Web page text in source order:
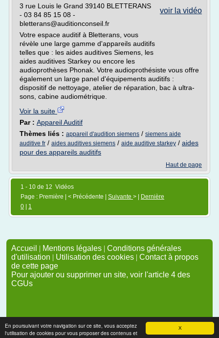
X
En poursuivant votre navigation sur ce site, vous acceptez
l'utilisation de cookies pour vous proposer des contenus et
voir la vidéo
3 rue Louis le Grand 39140 BLETTERANS
- 03 84 85 15 08 -
bletterans@auditionconseil.fr
Votre espace auditif à Bletterans, vous
révèle une large gamme d'appareils auditifs
telles que : les aides auditives Siemens, les
aides auditives Starkey ou encore les
audioprothèses Phonak. Votre audioprothésiste vous offre
également un large panel d'équipements auditifs :
dispositif de nettoyage, atelier de réparation, bac à ultra-
sons, cabine audiométrique.
Voir la suite
Par : Appareil Auditif
Thèmes liés : appareil d'audition siemens / siemens aide
auditive fr / aides auditives siemens / aide auditive starkey / aides
pour des appareils auditifs
Haut de page
1 - 10 de 12 Vidéos
Page : Première | < Précédente | Suivante > |
Dernière
0
1
Accueil | Mentions légales | Conditions générales
d'utilisation | Utilisation des cookies | Contact à propos
de cette page
Pour ajouter ou supprimer un site, voir l'article 4 des
CGUs